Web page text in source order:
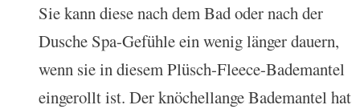
Sie kann diese nach dem Bad oder nach der
Dusche Spa-Gefühle ein wenig länger dauern,
wenn sie in diesem Plüsch-Fleece-Bademantel
eingerollt ist. Der knöchellange Bademantel hat